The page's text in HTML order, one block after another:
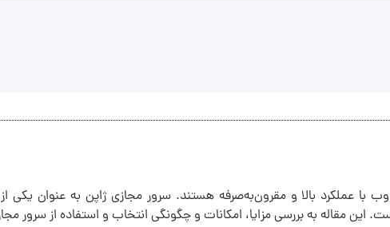
با عملکرد بالا و مقرون‌به‌صرفه هستند. سرور مجازی ژاپن به عنوان یکی از
مقاله به بررسی مزایا، امکانات و چگونگی انتخاب و استفاده از سرور